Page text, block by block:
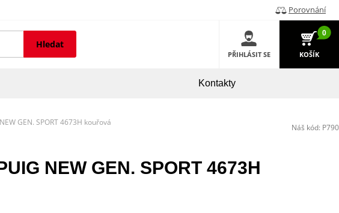
Porovnání
Hledat
PŘIHLÁSIT SE
0
KOŠÍK
Kontakty
GEN. SPORT 4673H kouřová
NEW GEN. SPORT 4673H
Náš kód: P790